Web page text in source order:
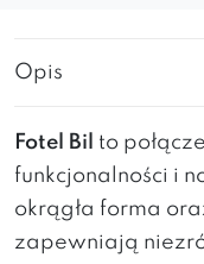
Opis
Fotel Bil
to
funkcjonalności i
okrągła forma
zapewniają